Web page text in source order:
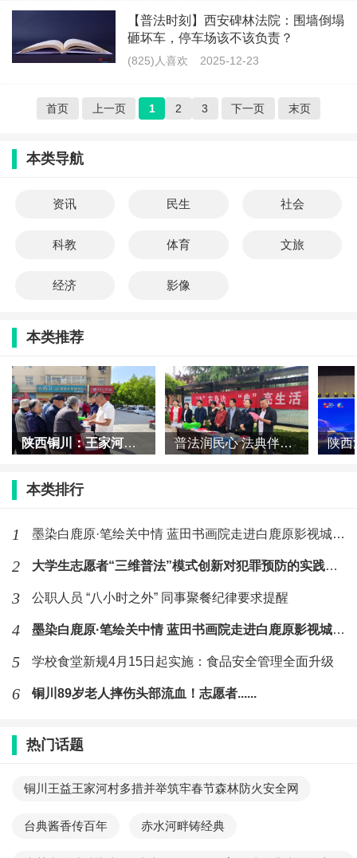
【普法时刻】西安碑林法院：围墙倒塌
砸坏车，停车场该不该负责？
(825)人喜欢 2025-12-23
首页 上一页 1 2 3 下一页 末页
本类导航
资讯 民生 社会
科教 体育 文旅
经济 影像
本类推荐
陕西铜川：王家河街道多维发力推动《民法典》宣传走深走实 普法润民心 法典伴同行
本类排行
1 墨染白鹿原·笔绘关中情 蓝田书画院走进白鹿原影视城义写活动圆
2 大学生志愿者“三维普法”模式创新对犯罪预防的实践与思考
3 公职人员 “八小时之外” 同事聚餐纪律要求提醒
4 墨染白鹿原·笔绘关中情 蓝田书画院走进白鹿原影视城义写
5 学校食堂新规4月15日起实施：食品安全管理全面升级
6 铜川89岁老人摔伤头部流血！志愿者......
热门话题
铜川王益王家河村多措并举筑牢春节森林防火安全网
台典酱香传百年 赤水河畔铸经典